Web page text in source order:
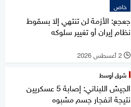
خاص
جعجع: الأزمة لن تنتهي إلا بسقوط
نظام إيران أو تغيير سلوكه
l 2 أغسطس 2026
شرق أوسط
الجيش اللبناني: إصابة 5 عسكريين
نتيجة انفجار جسم مشبوه